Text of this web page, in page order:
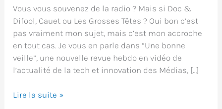
Vous vous souvenez de la radio ? Mais si Doc &
Difool, Cauet ou Les Grosses Têtes ? Oui bon c’est
pas vraiment mon sujet, mais c’est mon accroche
en tout cas. Je vous en parle dans “Une bonne
veille”, une nouvelle revue hebdo en vidéo de
l’actualité de la tech et innovation des Médias, […]
Une
Lire la suite »